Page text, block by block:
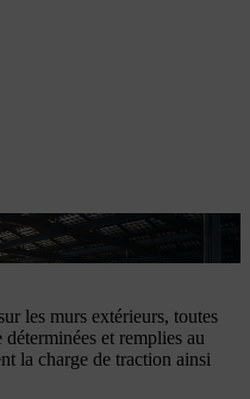
nombreuses exigences.
les murs extérieurs, toutes
et remplies au
la charge de traction ainsi